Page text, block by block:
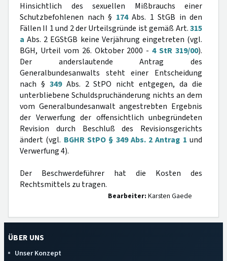
Hinsichtlich des sexuellen Mißbrauchs einer
Schutzbefohlenen nach § 174Abs. 1 StGB in den
Fällen II 1 und 2 der Urteilsgründe ist gemäß Art.315
a Abs. 2 EGStGB keine Verjährung eingetreten (vgl.
BGH, Urteil vom 26. Oktober 2000 -4 StR 319/00).
Der anderslautende Antrag des
Generalbundesanwalts steht einer Entscheidung
nach § 349Abs. 2 StPO nicht entgegen, da die
unterbliebene Schuldspruchänderung nichts an dem
vom Generalbundesanwalt angestrebten Ergebnis
der Verwerfung der offensichtlich unbegründeten
Revision durch Beschluß des Revisionsgerichts
ändert (vgl. BGHR StPO § 349 Abs. 2 Antrag 1 und
Verwerfung 4).
Der Beschwerdeführer hat die Kosten des
Rechtsmittels zu tragen.
Bearbeiter: Karsten Gaede
ÜBER UNS
Unser Konzept